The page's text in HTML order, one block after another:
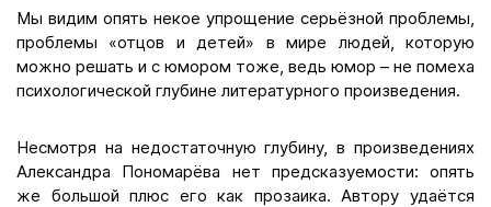
Мы видим опять некое упрощение серьёзной проблемы,
проблемы «отцов и детей» в мире людей, которую
можно решать и с юмором тоже, ведь юмор – не помеха
психологической глубине литературного произведения.
Несмотря на недостаточную глубину, в произведениях
Александра Пономарёва нет предсказуемости: опять
же большой плюс его как прозаика. Автору удаётся